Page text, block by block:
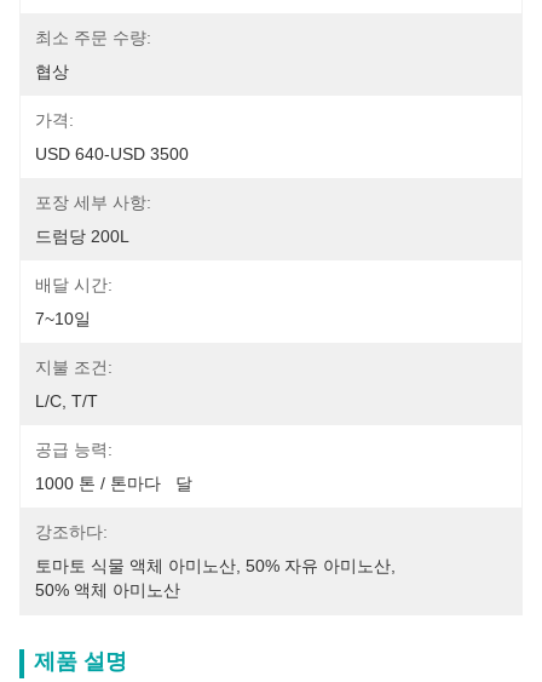
최소 주문 수량:
협상
가격:
USD 640-USD 3500
포장 세부 사항:
드럼당 200L
배달 시간:
7~10일
지불 조건:
L/C, T/T
공급 능력:
1000 톤 / 톤마다   달
강조하다:
토마토 식물 액체 아미노산 50% 자유 아미노산
50% 액체 아미노산
제품 설명